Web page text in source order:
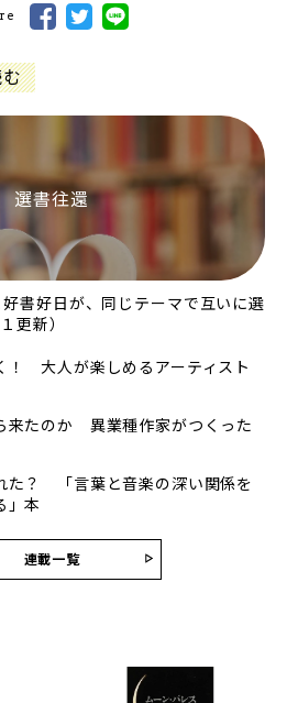
選書往還
書好日が、同じテーマで互いに選
更新）
！ 大人が楽しめるアーティスト
来たのか 異業種作家がつくった
た？ 「言葉と音楽の深い関係を
」本
連載一覧